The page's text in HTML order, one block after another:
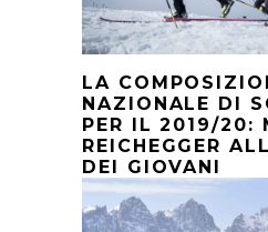
LA
NAZIONALE DI
PER IL 2019/20:
REICHEGGER
DEI GIOVANI